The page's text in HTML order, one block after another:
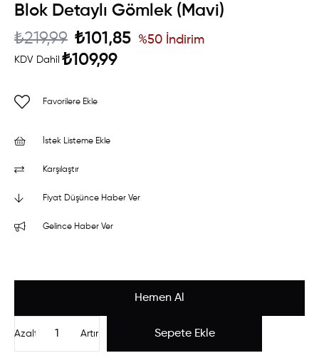
Blok Detaylı Gömlek (Mavi)
₺219,99 ₺101,85
KDV Dahil ₺109,99
%50 İndirim
Favorilere Ekle
İstek Listeme Ekle
Karşılaştır
Fiyat Düşünce Haber Ver
Gelince Haber Ver
Artır
Azalt